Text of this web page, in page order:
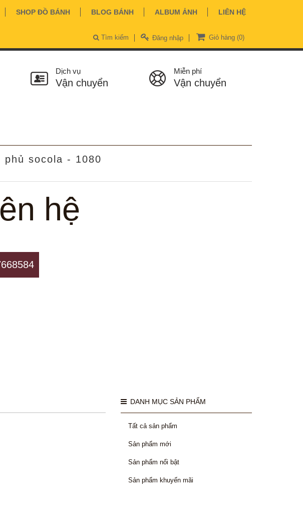
SHOP ĐỒ BÁNH BLOG BÁNH ALBUM ẢNH LIÊN HỆ
Giỏ hàng (0)
Đăng nhập
Tìm kiếm
Dịch vụ
Vận chuyển
Miễn phí
Vận chuyển
phủ socola - 1080
hệ
DANH MỤC SẢN PHẨM
Tất cả sản phẩm
Sản phẩm mới
Sản phẩm nổi bật
Sản phẩm khuyến mãi